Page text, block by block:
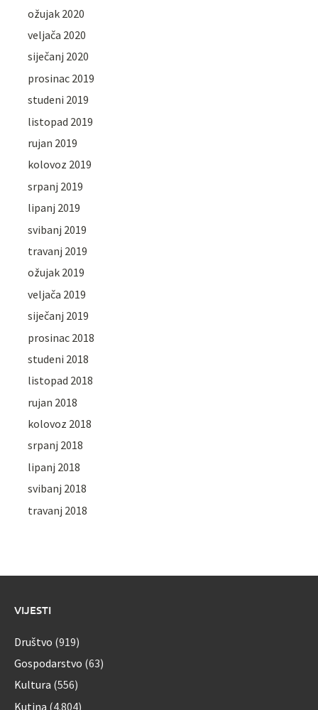
ožujak 2020
veljača 2020
siječanj 2020
prosinac 2019
studeni 2019
listopad 2019
rujan 2019
kolovoz 2019
srpanj 2019
lipanj 2019
svibanj 2019
travanj 2019
ožujak 2019
veljača 2019
siječanj 2019
prosinac 2018
studeni 2018
listopad 2018
rujan 2018
kolovoz 2018
srpanj 2018
lipanj 2018
svibanj 2018
travanj 2018
VIJESTI
Društvo (919)
Gospodarstvo (63)
Kultura (556)
Kutina (4.804)